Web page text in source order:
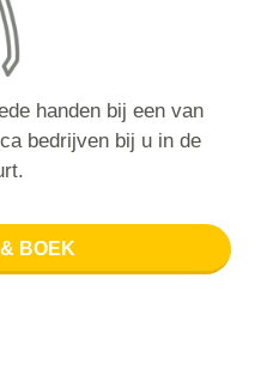
handen bij een van
bedrijven bij u in de
BOEK